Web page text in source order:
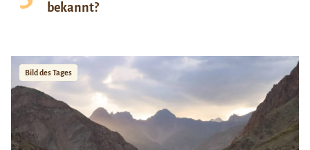
bekannt?
Bild des Tages